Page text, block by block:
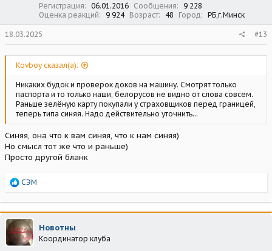
Регистрация 06.01.2016 Сообщения
9 228
Оценка реакций
9 924 Возраст 48 Город РБ,г.Минск
18.03.2025 #13
Kovboy сказал(а):
Никаких будок и проверок доков на машину. Смотрят только
паспорта и то только наши, белорусов не видно от слова совсем.
Раньше зелёную карту покупали у страховщиков перед границей,
теперь типа синяя. Надо действительно уточнить...
Синяя, она что к вам синяя, что к нам синяя)
Но смысл тот же что и раньше)
Просто другой бланк
Р
а
к
ц
и
и
СЭМ
Новотны
Координатор клуба